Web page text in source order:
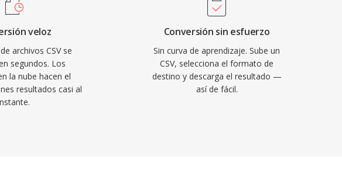
veloz
archivos CSV se
segundos. Los
la nube hacen el
resultados casi al
Conversión sin esfuerzo
Sin curva de aprendizaje. Sube un
CSV, selecciona el formato de
destino y descarga el resultado —
así de fácil.